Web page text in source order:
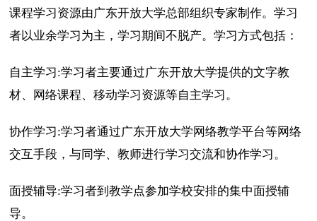
课程学习资源由广东开放大学总部组织专家制作。学习
者以业余学习为主，学习期间不脱产。学习方式包括：
自主学习:学习者主要通过广东开放大学提供的文字教
材、网络课程、移动学习资源等自主学习。
协作学习:学习者通过广东开放大学网络教学平台等网络
交互手段，与同学、教师进行学习交流和协作学习。
面授辅导:学习者到教学点参加学校安排的集中面授辅
导。